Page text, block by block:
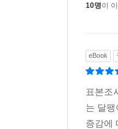
1장 〈눈
2장 〈암
수 있는지
3장 〈수
10명이
eBook
표본조
는 달
증감에